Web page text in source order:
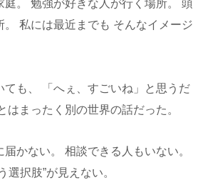
庭。 勉強が好きな人が行く場所。 頭
。 私には最近までも そんなイメージ
ても、 「へぇ、すごいね」と思うだ
はまったく別の世界の話だった。
かない。 相談できる人もいない。
選択肢”が見えない。